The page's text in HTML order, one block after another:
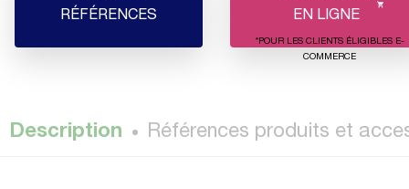
RÉFÉRENCES
EN LIGNE
*POUR LES CLIENTS ÉLIGIBLES E-
COMMERCE
Description Références produits et